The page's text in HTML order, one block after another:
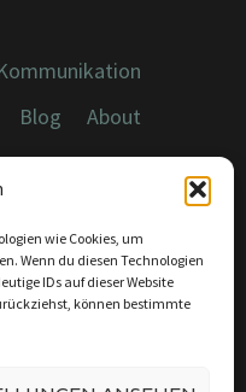
wie Cookies, um
Wenn du diesen Technologien
IDs auf dieser Website
können bestimmte
Blog
About
Impressum